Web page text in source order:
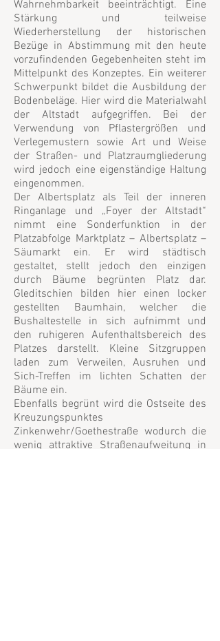
Wahrnehmbarkeit beeinträchtigt. Eine
Stärkung und teilweise
Wiederherstellung der historischen
Bezüge in Abstimmung mit den heute
vorzufindenden Gegebenheiten steht im
Mittelpunkt des Konzeptes. Ein weiterer
Schwerpunkt bildet die Ausbildung der
Bodenbeläge. Hier wird die Materialwahl
der Altstadt aufgegriffen. Bei der
Verwendung von Pflastergrößen und
Verlegemustern sowie Art und Weise
der Straßen- und Platzraumgliederung
wird jedoch eine eigenständige Haltung
eingenommen.
Der Albertsplatz als Teil der inneren
Ringanlage und „Foyer der Altstadt“
nimmt eine Sonderfunktion in der
Platzabfolge Marktplatz – Albertsplatz –
Säumarkt ein. Er wird städtisch
gestaltet, stellt jedoch den einzigen
durch Bäume begrünten Platz dar.
Gleditschien bilden hier einen locker
gestellten Baumhain, welcher die
Bushaltestelle in sich aufnimmt und
den ruhigeren Aufenthaltsbereich des
Platzes darstellt. Kleine Sitzgruppen
laden zum Verweilen, Ausruhen und
Sich-Treffen im lichten Schatten der
Bäume ein.
Ebenfalls begrünt wird die Ostseite des
Kreuzungspunktes
Zinkenwehr/Goethestraße wodurch die
wenig attraktive Straßenaufweitung in